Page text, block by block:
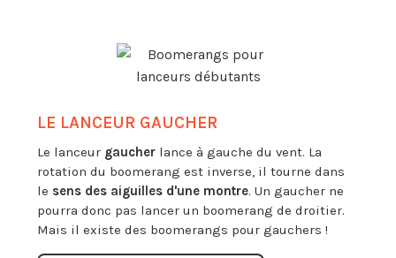
LE LANCEUR GAUCHER
Le lanceur gaucher lance à gauche du vent. La
rotation du boomerang est inverse, il tourne dans
le sens des aiguilles d'une montre. Un gaucher ne
pourra donc pas lancer un boomerang de droitier.
Mais il existe des boomerangs pour gauchers !